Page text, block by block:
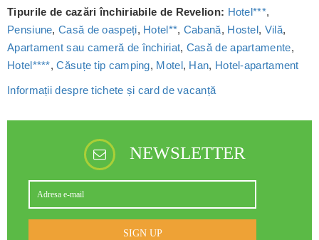
Tipurile de cazări închiriabile de Revelion: Hotel***,
Pensiune,Casă de oaspeți, Hotel**, Cabană, Hostel, Vilă,
Apartament sau cameră de închiriat, Casă de apartamente,
Hotel****,Căsuțe tip camping, Motel, Han, Hotel-apartament
Informații despre tichete și card de vacanță
NEWSLETTER
SIGN UP